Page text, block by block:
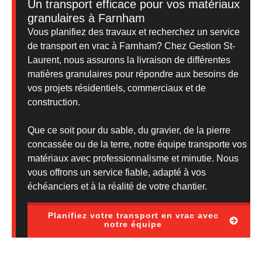
Un transport efficace pour vos matériaux
granulaires à Farnham
Vous planifiez des travaux et recherchez un service
de transport en vrac à Farnham? Chez Gestion St-
Laurent, nous assurons la livraison de différentes
matières granulaires pour répondre aux besoins de
vos projets résidentiels, commerciaux et de
construction.
Que ce soit pour du sable, du gravier, de la pierre
concassée ou de la terre, notre équipe transporte vos
matériaux avec professionnalisme et minutie. Nous
vous offrons un service fiable, adapté à vos
échéanciers et à la réalité de votre chantier.
Planifiez votre transport en vrac avec
notre équipe